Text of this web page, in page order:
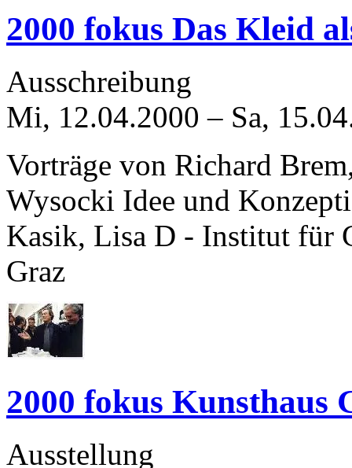
2000 fokus Das Kleid
Ausschreibung
Mi, 12.04.2000 – Sa,
Vorträge von Richard
Wysocki Idee und
Kasik, Lisa D - Institut für
Graz
2000 fokus Kunsthaus
Ausstellung